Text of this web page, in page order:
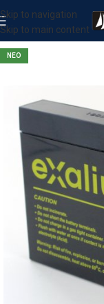
Skip to navigation
Skip to main content
ΝΕΟ